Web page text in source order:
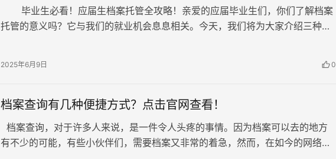
毕业生必看！应届生档案托管全攻略！亲爱的应届毕业生们，你们了解档案
托管的意义吗？它与我们的就业机会息息相关。今天，我们将为大家介绍三种档
2025年6月9日 0
档案查询有几种便捷方式？点击官网查看！
档案查询，对于许多人来说，是一件令人头疼的事情。因为档案可以去的地方
有不少的可能，有些小伙伴们，需要档案又非常的着急，然而，在如今的网络时